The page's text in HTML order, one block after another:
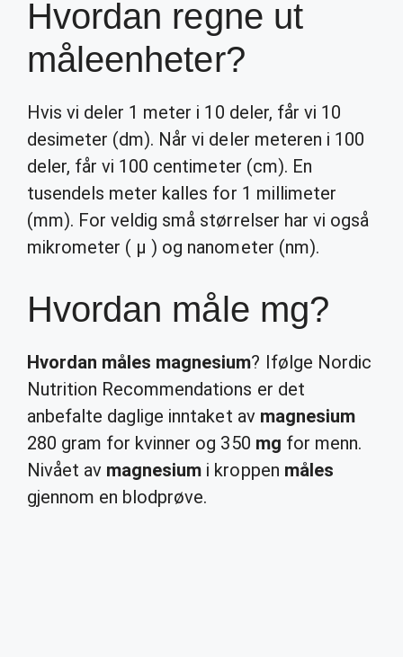
Hvordan regne ut
måleenheter?
Hvis vi deler 1 meter i 10 deler, får vi 10
desimeter (dm). Når vi deler meteren i 100
deler, får vi 100 centimeter (cm). En
tusendels meter kalles for 1 millimeter
(mm). For veldig små størrelser har vi også
mikrometer ( μ ) og nanometer (nm).
Hvordan måle mg?
Hvordan måles magnesium? Ifølge Nordic
Nutrition Recommendations er det
anbefalte daglige inntaket av magnesium
280 gram for kvinner og 350 mg for menn.
Nivået av magnesium i kroppen måles
gjennom en blodprøve.